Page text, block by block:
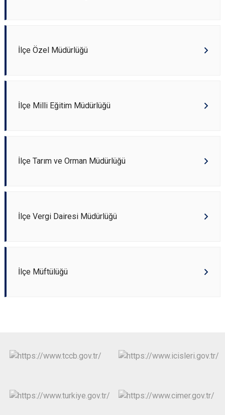
İlçe Özel Müdürlüğü
İlçe Milli Eğitim Müdürlüğü
İlçe Tarım ve Orman Müdürlüğü
İlçe Vergi Dairesi Müdürlüğü
İlçe Müftülüğü